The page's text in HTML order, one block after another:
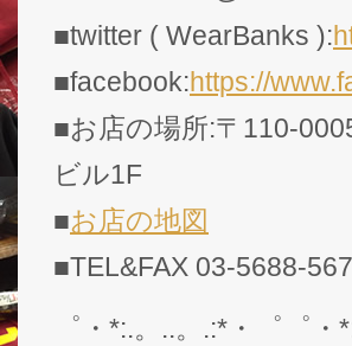
■twitter ( WearBanks ):
■facebook:https://
■お店の場所:〒110-
ビル1F
■お店の地図
■TEL&FAX 03-5688-
゜・*:.。..。.:*・゜゜